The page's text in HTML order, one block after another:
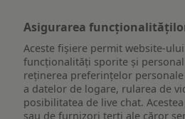
Asigurarea
Aceste fișiere permit website-
funcționalități sporite și
reţinerea preferinţelor
a datelor de logare, rularea de
posibilitatea de live chat.
sau de furnizori terți ale căror